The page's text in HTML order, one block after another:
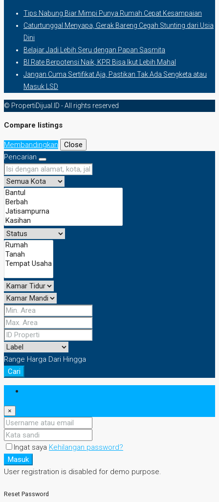
Tips Nabung Biar Mimpi Punya Rumah Cepat Kesampaian
Caturtunggal Menyapa, Gerak Bareng Cegah Stunting dari Usia
Dini
Belajar Jadi Lebih Seru dengan Papan Sasmita
BI Rate Berpotensi Naik, KPR Bisa Ikut Lebih Mahal
Jangan Cuma Sertifikat Aja, Pastikan Tak Ada Sengketa atau
Masuk LSD
© PropertiDijual.ID - All rights reserved
Compare listings
Membandingkan
Close
Pencarian
Range Harga Dari Hingga
Cari
×
Ingat saya Kehilangan password?
Masuk
User registration is disabled for demo purpose.
Reset Password